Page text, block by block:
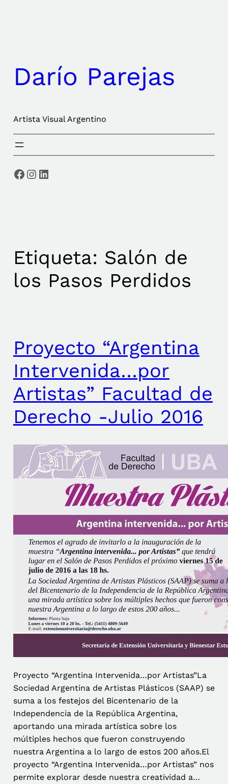
Darío Parejas
Artista Visual Argentino
Facebook Instagram LinkedIn
Etiqueta: Salón de
los Pasos Perdidos
Proyecto “Argentina
Intervenida…por
Artistas” Facultad de
Derecho -Julio 2016
Proyecto “Argentina Intervenida…por Artistas”La
Sociedad Argentina de Artistas Plásticos (SAAP) se
suma a los festejos del Bicentenario de la
Independencia de la República Argentina,
aportando una mirada artística sobre los
múltiples hechos que fueron construyendo
nuestra Argentina a lo largo de estos 200 años.El
proyecto “Argentina Intervenida…por Artistas” nos
permite explorar desde nuestra creatividad a…